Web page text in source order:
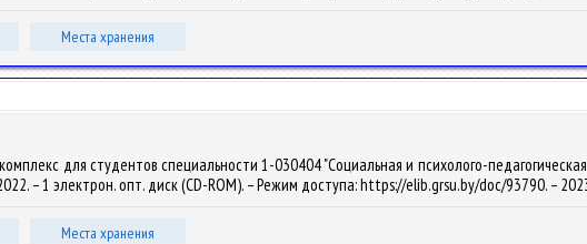
Места хранения
для студентов специальности 1-030404 "Социальная и психолого-
– 1 электрон. опт. диск (CD-ROM). – Режим доступа: https://elib.grsu.by/doc/93790. –
Места хранения